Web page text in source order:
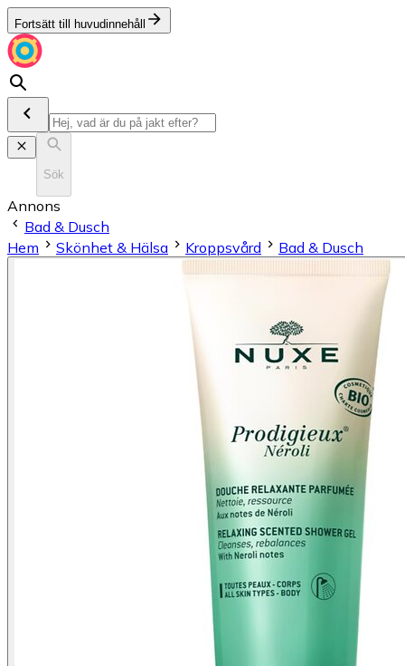
Fortsätt till huvudinnehåll
Sök
Annons
Bad & Dusch
Hem
Skönhet & Hälsa Kroppsvård Bad & Dusch